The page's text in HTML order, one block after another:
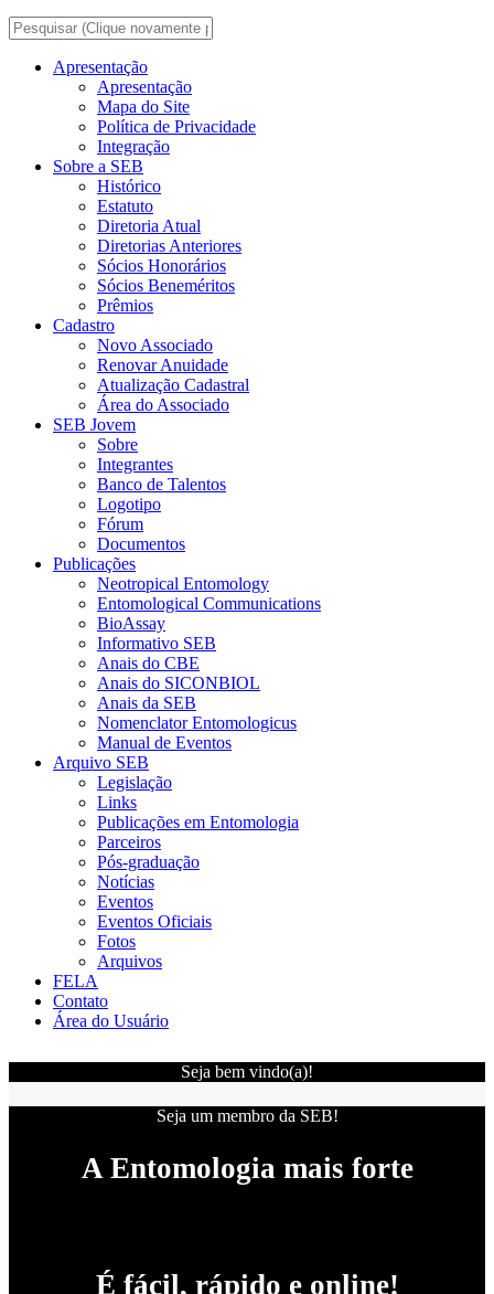
Apresentação
Apresentação
Mapa do Site
Política de Privacidade
Integração
Sobre a SEB
Histórico
Estatuto
Diretoria Atual
Diretorias Anteriores
Sócios Honorários
Sócios Beneméritos
Prêmios
Cadastro
Novo Associado
Renovar Anuidade
Atualização Cadastral
Área do Associado
SEB Jovem
Sobre
Integrantes
Banco de Talentos
Logotipo
Fórum
Documentos
Publicações
Neotropical Entomology
Entomological Communications
BioAssay
Informativo SEB
Anais do CBE
Anais do SICONBIOL
Anais da SEB
Nomenclator Entomologicus
Manual de Eventos
Arquivo SEB
Legislação
Links
Publicações em Entomologia
Parceiros
Pós-graduação
Notícias
Eventos
Eventos Oficiais
Fotos
Arquivos
FELA
Contato
Área do Usuário
Seja bem vindo(a)!
Seja um membro da SEB!
A Entomologia mais forte
É fácil, rápido e online!